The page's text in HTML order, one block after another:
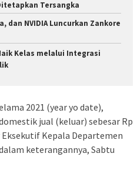
Tersangka
dan NVIDIA Luncurkan Zankore
Kelas melalui Integrasi
2021 (year yo date),
jual (keluar) sebesar Rp
Kepala Departemen
keterangannya, Sabtu